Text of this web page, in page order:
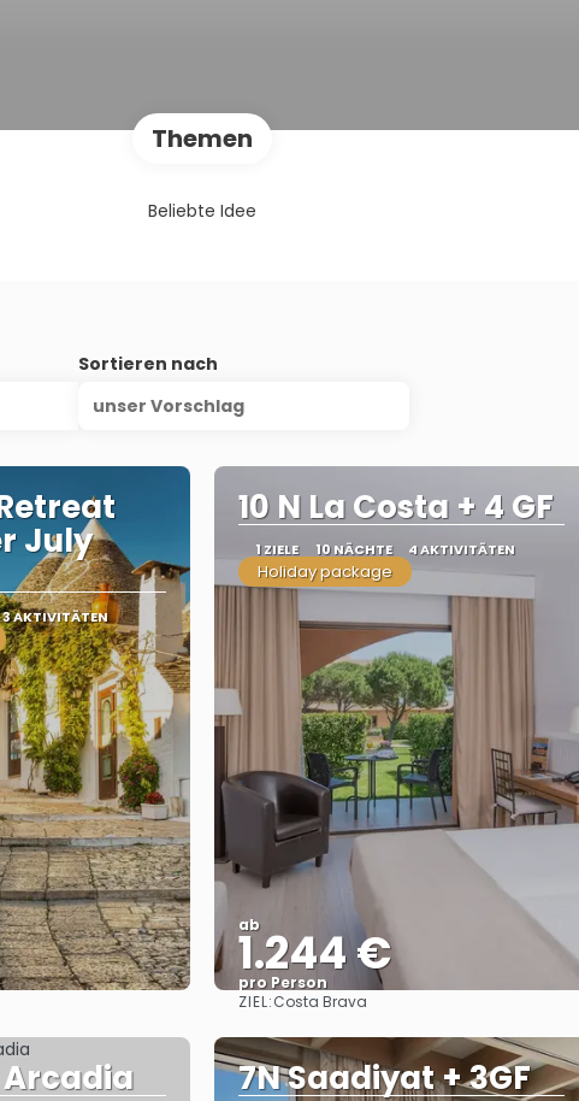
Themen
Beliebte Idee
Sortieren nach
unser Vorschlag
July
3 AKTIVITÄTEN
10 N La Costa + 4 GF
1 ZIELE 10 NÄCHTE 4 AKTIVITÄTEN
Holiday package
ab
1.244 €
pro Person
ZIEL:Costa Brava
Arcadia 7N Saadiyat + 3GF